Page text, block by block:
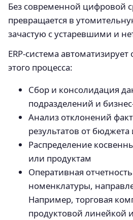
Без современной цифровой
превращается в
зачастую с устаревшими и
ERP-система
этого процесса:
Сбор и консолидация
подразделений и
Анализ отклонений
результатов от
Распределение
или продуктам
Оперативная
номенклатуры,
Например, торговая
продуктовой линейкой